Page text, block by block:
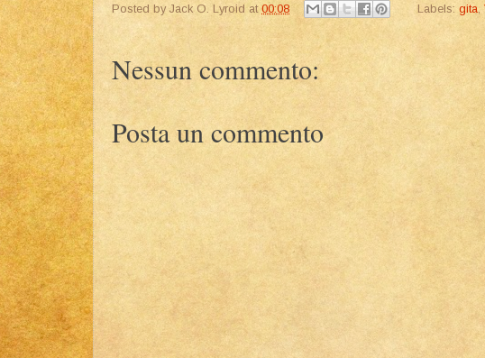
Posted by Jack O. Lyroid at 00:08 Labels: gita
Nessun commento:
Posta un commento